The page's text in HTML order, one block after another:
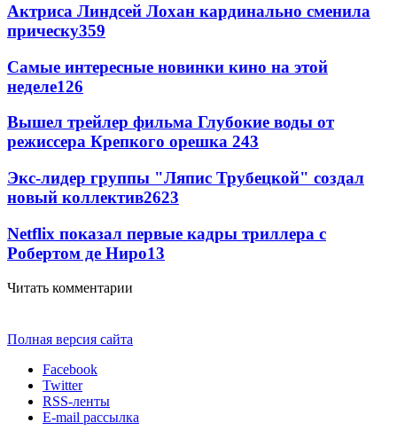
Актриса Линдсей Лохан кардинально сменила
прическу359
Самые интересные новинки кино на этой
неделе126
Вышел трейлер фильма Глубокие воды от
режиссера Крепкого орешка 243
Экс-лидер группы "Ляпис Трубецкой" создал
новый коллектив2623
Netflix показал первые кадры триллера с
Робертом де Ниро13
Читать комментарии
Полная версия сайта
Facebook
Twitter
RSS-ленты
E-mail рассылка